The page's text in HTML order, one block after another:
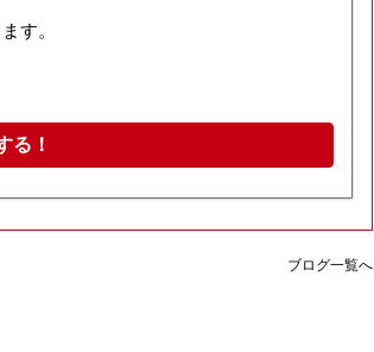
す。
る！
ブログ一覧へ